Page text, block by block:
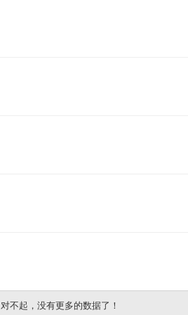
对不起，没有更多的数据了！